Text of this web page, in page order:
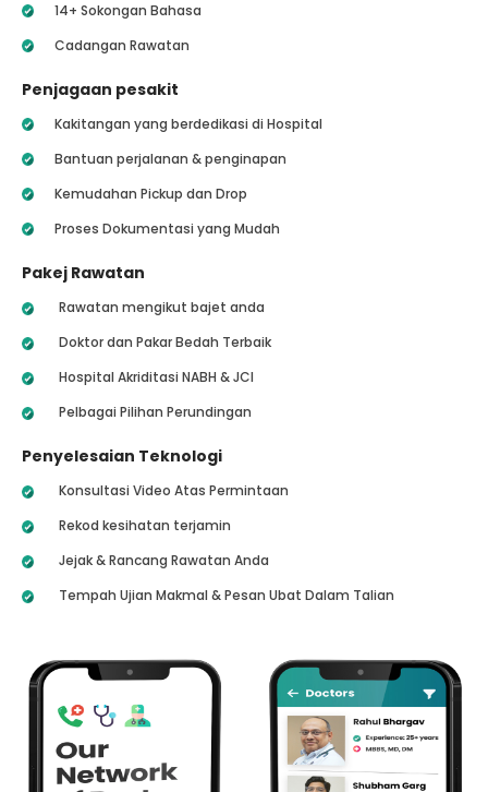
14+ Sokongan Bahasa
Cadangan Rawatan
Penjagaan pesakit
Kakitangan yang berdedikasi di Hospital
Bantuan perjalanan & penginapan
Kemudahan Pickup dan Drop
Proses Dokumentasi yang Mudah
Pakej Rawatan
Rawatan mengikut bajet anda
Doktor dan Pakar Bedah Terbaik
Hospital Akriditasi NABH & JCI
Pelbagai Pilihan Perundingan
Penyelesaian Teknologi
Konsultasi Video Atas Permintaan
Rekod kesihatan terjamin
Jejak & Rancang Rawatan Anda
Tempah Ujian Makmal & Pesan Ubat Dalam Talian